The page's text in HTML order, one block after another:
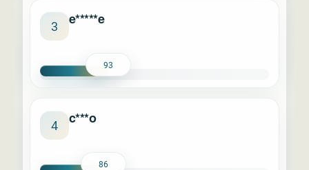
3 e*****e
93
4 c***o
86